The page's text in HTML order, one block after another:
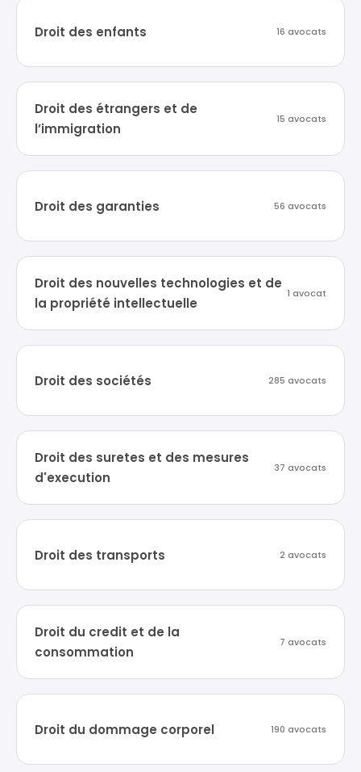
Droit des enfants 16 avocats
Droit des étrangers et de
l’immigration
15 avocats
Droit des garanties 56 avocats
Droit des nouvelles technologies et de
la propriété intellectuelle
1 avocat
Droit des sociétés 285 avocats
Droit des suretes et des mesures
d'execution
37 avocats
Droit des transports 2 avocats
Droit du credit et de la
consommation
7 avocats
Droit du dommage corporel 190 avocats